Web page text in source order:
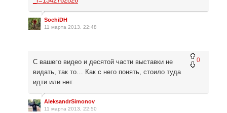
SochiDH
11 марта 2013, 22:48
0
С вашего видео и десятой части выставки не
видать, так то… Как с него понять, стоило туда
идти или нет.
AleksandrSimonov
11 марта 2013, 22:50